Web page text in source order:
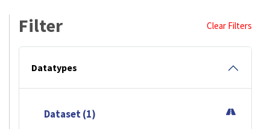
Filter Clear Filters
Datatypes
Dataset (1)